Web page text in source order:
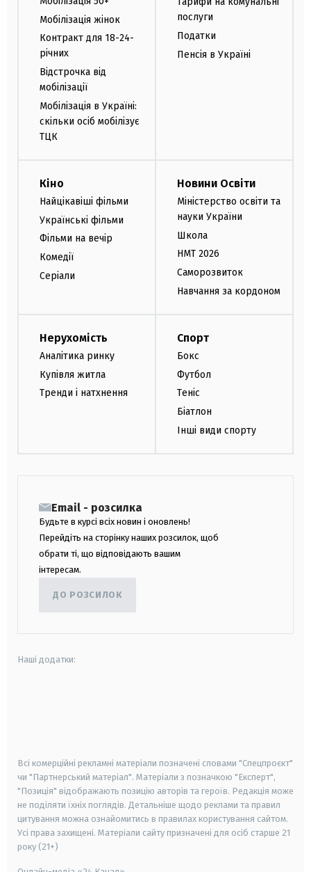
Мобілізація жінок
Контракт для 18-24-
річних
Відстрочка від
мобілізації
Мобілізація в Україні:
скільки осіб мобілізує
ТЦК
послуги
Податки
Пенсія в Україні
Кіно
Найцікавіші фільми
Українські фільми
Фільми на вечір
Комедії
Серіали
Новини Освіти
Міністерство освіти та
науки України
Школа
НМТ 2026
Саморозвиток
Навчання за кордоном
Нерухомість
Аналітика ринку
Купівля житла
Тренди і натхнення
Спорт
Бокс
Футбол
Теніс
Біатлон
Інші види спорту
Email - розсилка
Будьте в курсі всіх новин і оновлень!
Перейдіть на сторінку наших розсилок, щоб
обрати ті, що відповідають вашим
інтересам.
ДО РОЗСИЛОК
Наші додатки:
Всі комерційні рекламні матеріали позначені словами "Спецпроєкт"
чи "Партнерський матеріал". Матеріали з позначкою "Експерт",
"Позиція" відображають позицію авторів та героїв. Редакція може
не поділяти їхніх поглядів. Детальніше щодо реклами та правил
цитування можна ознайомитись в правилах користування сайтом.
Усі права захищені. Матеріали сайту призначені для осіб старше 21
року (21+)